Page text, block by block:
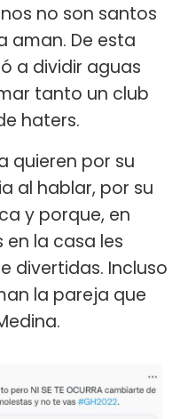
no son santos
aman. De esta
a dividir aguas
tanto un club
haters.
quieren por su
al hablar, por su
y porque, en
la casa les
divertidas. Incluso
la pareja que